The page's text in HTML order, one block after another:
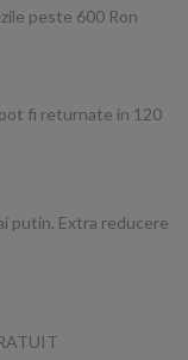
peste 600 Ron
fi returnate in 120
putin. Extra reducere